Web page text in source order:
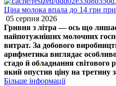
Ціна молока впала до 14 грн при
05 серпня 2026
Гривня з літра — ось що
найпотужніших молочних
витрат. За добового
арифметика виглядає
стадо й обладнання світового
який опустив ціну на третину
Більше інформації